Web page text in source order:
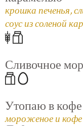
крошка печенья,
соус из соленой
Сливочное
Утопаю в кофе
мороженое и кофе